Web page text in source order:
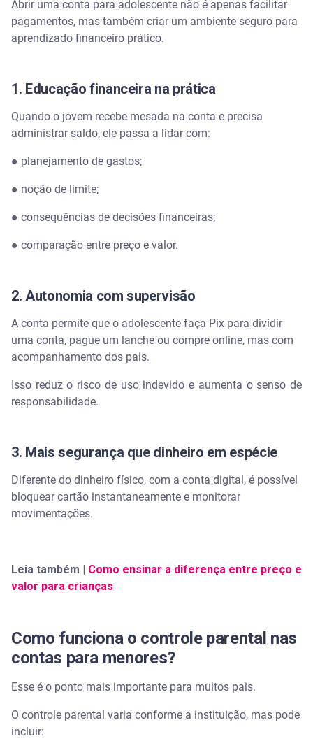
Abrir uma conta para adolescente não é apenas facilitar
pagamentos, mas também criar um ambiente seguro para
aprendizado financeiro prático.
1. Educação financeira na prática
Quando o jovem recebe mesada na conta e precisa
administrar saldo, ele passa a lidar com:
● planejamento de gastos;
● noção de limite;
● consequências de decisões financeiras;
● comparação entre preço e valor.
2. Autonomia com supervisão
A conta permite que o adolescente faça Pix para dividir
uma conta, pague um lanche ou compre online, mas com
acompanhamento dos pais.
Isso reduz o risco de uso indevido e aumenta o senso de
responsabilidade.
3. Mais segurança que dinheiro em espécie
Diferente do dinheiro físico, com a conta digital, é possível
bloquear cartão instantaneamente e monitorar
movimentações.
Leia também | Como ensinar a diferença entre preço e
valor para crianças
Como funciona o controle parental nas
contas para menores?
Esse é o ponto mais importante para muitos pais.
O controle parental varia conforme a instituição, mas pode
incluir: